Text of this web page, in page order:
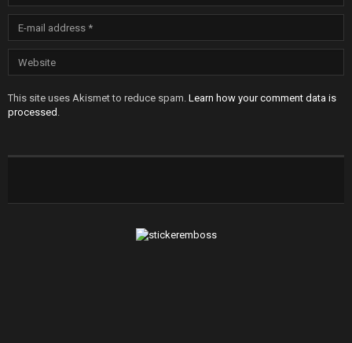
This site uses Akismet to reduce spam. Learn how your comment data is
processed .